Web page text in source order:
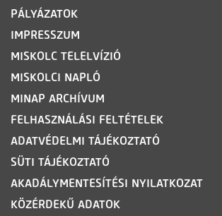
PÁLYÁZATOK
IMPRESSZUM
MISKOLC TELELVÍZIÓ
MISKOLCI NAPLÓ
MINAP ARCHÍVUM
FELHASZNÁLÁSI FELTÉTELEK
ADATVÉDELMI TÁJÉKOZTATÓ
SÜTI TÁJÉKOZTATÓ
AKADÁLYMENTESÍTÉSI NYILATKOZAT
KÖZÉRDEKŰ ADATOK